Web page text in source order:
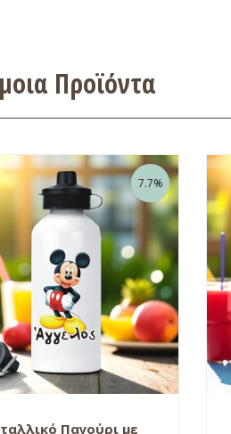
Προϊόντα
7.7%
Παγούρι με